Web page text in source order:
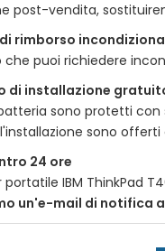
post-vendita,
rimborso
che puoi richiedere
di installazione
sono protetti con
sono
24 ore
portatile IBM ThinkPad
un'e-mail di notifica